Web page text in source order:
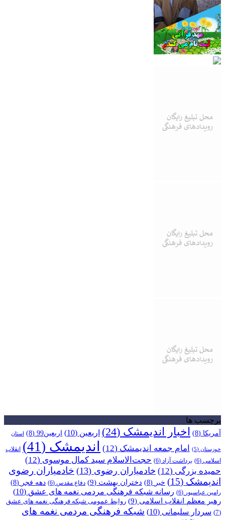
برچسب ها
آمریکا (8) اخبار اندیمشک (24) اربعین (10) اربعین99 (8) استان
خوزستان (5) امام جمعه اندیمشک (12) اندیمشک (41)
انقلاب
اسلامی (6) برداشت آزاد (6) حجت‌الاسلام سید کمال موسوی (12)
حمیده بزرگی (12) خادمیاران رضوی (13)
خادمیاران رضوی
اندیمشک (15) خبر (8) دختران بهشت (9) دفاع مقدس (6) دهه فجر (8)
رامین عباسپور (6) رسانه شبکه فرهنگی مردمی نغمه های عشق (10)
رهبر معظم انقلاب اسلامی (9)
روابط عمومی شبکه فرهنگی نغمه های عشق
(7)
سردار سلیمانی (10)
شبکه فرهنگی مردمی نغمه های